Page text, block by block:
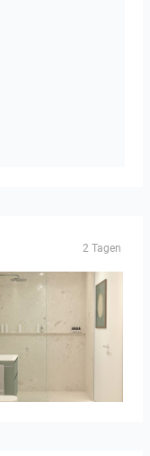
3
2 Tagen